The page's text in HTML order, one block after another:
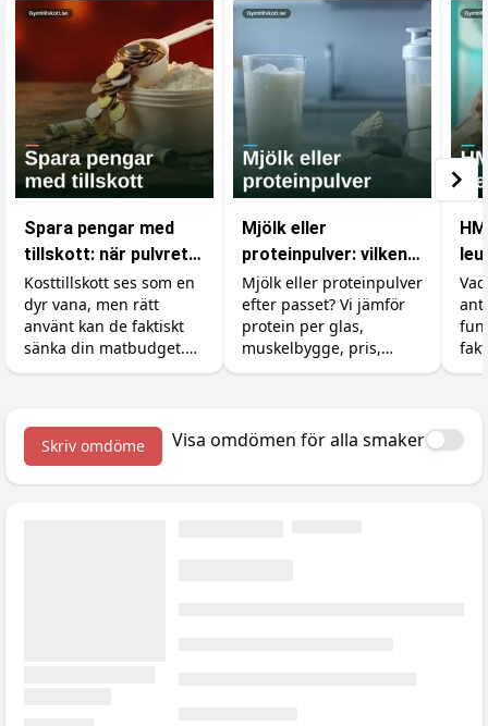
Spara pengar med
tillskott: när pulvret
är billigare än maten
Kosttillskott ses som en
dyr vana, men rätt
använt kan de faktiskt
sänka din matbudget.
Så ersätter du dyra
med billigare protein,
kreatin och vitaminer.
Mjölk eller
proteinpulver: vilken
proteinkälla ska du
välja?
Mjölk eller proteinpulver
efter passet? Vi jämför
protein per glas,
muskelbygge, pris,
kalorier och magen, så
är värt pengarna.
Skriv omdöme
Visa omdömen för alla smaker